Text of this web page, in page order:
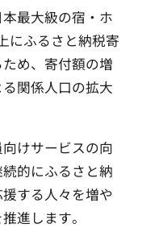
最大級の宿・ホ
にふるさと納税寄
め、寄付額の増
関係人口の拡大
けサービスの向
的にふるさと納
する人々を増や
進します。